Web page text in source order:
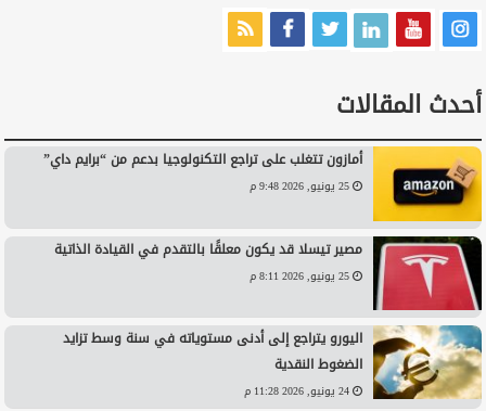
أحدث المقالات
أمازون تتغلب على تراجع التكنولوجيا بدعم من “برايم داي”
25 يونيو, 2026 9:48 م
مصير تيسلا قد يكون معلقًا بالتقدم في القيادة الذاتية
25 يونيو, 2026 8:11 م
اليورو يتراجع إلى أدنى مستوياته في سنة وسط تزايد
الضغوط النقدية
24 يونيو, 2026 11:28 م